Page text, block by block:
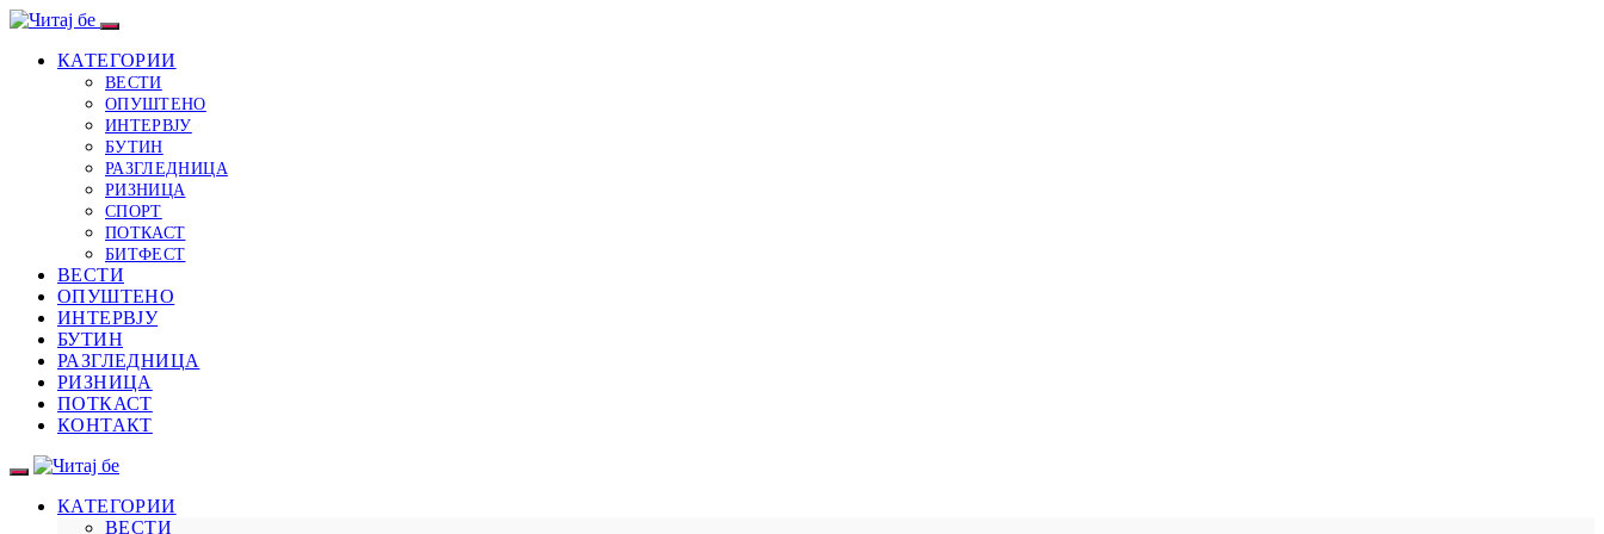
КАТЕГОРИИ
ВЕСТИ
ОПУШТЕНО
ИНТЕРВЈУ
БУТИН
РАЗГЛЕДНИЦА
РИЗНИЦА
СПОРТ
ПОТКАСТ
БИТФЕСТ
ВЕСТИ
ОПУШТЕНО
ИНТЕРВЈУ
БУТИН
РАЗГЛЕДНИЦА
РИЗНИЦА
ПОТКАСТ
КОНТАКТ
КАТЕГОРИИ
ВЕСТИ